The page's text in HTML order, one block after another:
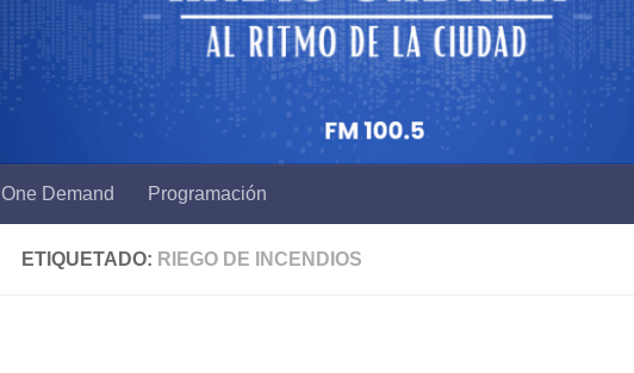
One Demand Programación
ETIQUETADO: RIEGO DE INCENDIOS